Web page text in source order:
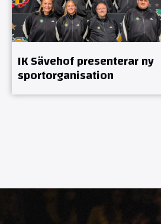
IK Sävehof presenterar ny
sportorganisation